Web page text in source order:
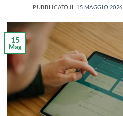
PUBBLICATO IL 15 MAGGIO 2026
15
Mag